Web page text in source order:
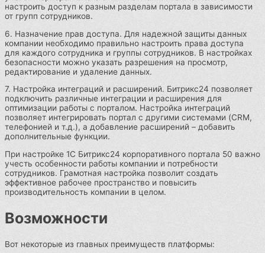
настроить доступ к разным разделам портала в зависимости
от групп сотрудников.
6. Назначение прав доступа. Для надежной защиты данных
компании необходимо правильно настроить права доступа
для каждого сотрудника и группы сотрудников. В настройках
безопасности можно указать разрешения на просмотр,
редактирование и удаление данных.
7. Настройка интеграций и расширений. Битрикс24 позволяет
подключить различные интеграции и расширения для
оптимизации работы с порталом. Настройка интеграций
позволяет интегрировать портал с другими системами (CRM,
телефонией и т.д.), а добавление расширений – добавить
дополнительные функции.
При настройке 1С Битрикс24 корпоративного портала 50 важно
учесть особенности работы компании и потребности
сотрудников. Грамотная настройка позволит создать
эффективное рабочее пространство и повысить
производительность компании в целом.
Возможности
Вот некоторые из главных преимуществ платформы: